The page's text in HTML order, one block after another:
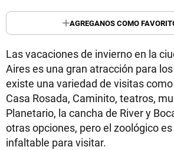
AGREGANOS COMO
Las vacaciones de invierno en la
Aires es una gran atracción para
existe una variedad de visitas
Casa Rosada, Caminito, teatros,
Planetario, la cancha de River y
otras opciones, pero el zoológico
infaltable para visitar.